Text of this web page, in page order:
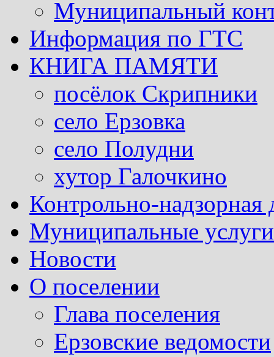
Муниципальный
Информация по ГТС
КНИГА ПАМЯТИ
посёлок Скрипники
село Ерзовка
село Полудни
хутор Галочкино
Контрольно-надзорная
Муниципальные
Новости
О поселении
Глава поселения
Ерзовские ведомости